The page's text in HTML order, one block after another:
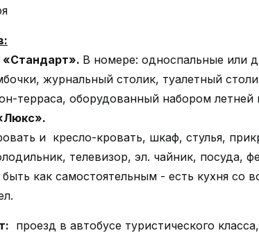
В номере: односпальные или
журнальный столик, туалетный
терраса, оборудованный набором
и кресло-кровать, шкаф, стулья,
телевизор, эл. чайник, посуда,
как самостоятельным - есть кухня со
проезд в автобусе туристического